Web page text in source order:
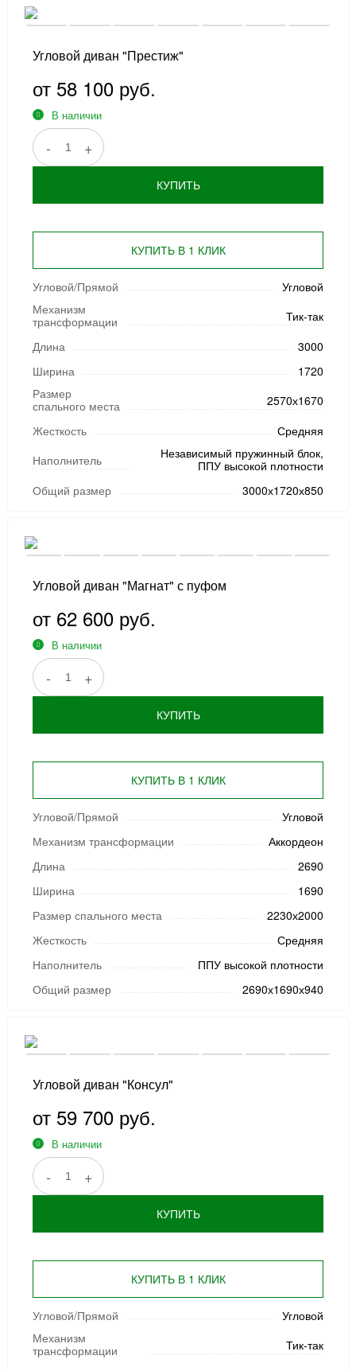
Угловой диван "Престиж"
от 58 100 руб.
В наличии
- +
КУПИТЬ
КУПИТЬ В 1 КЛИК
Угловой/Прямой
Угловой
Механизм
трансформации
Тик-так
Длина
3000
Ширина
1720
Размер
спального места
2570х1670
Жесткость
Средняя
Наполнитель
Независимый пружинный блок,
ППУ высокой плотности
Общий размер
3000х1720х850
Угловой диван "Магнат" с пуфом
от 62 600 руб.
В наличии
- +
КУПИТЬ
КУПИТЬ В 1 КЛИК
Угловой/Прямой
Угловой
Механизм трансформации
Аккордеон
Длина
2690
Ширина
1690
Размер спального места
2230х2000
Жесткость
Средняя
Наполнитель
ППУ высокой плотности
Общий размер
2690х1690х940
Угловой диван "Консул"
от 59 700 руб.
В наличии
- +
КУПИТЬ
КУПИТЬ В 1 КЛИК
Угловой/Прямой
Угловой
Механизм
трансформации
Тик-так